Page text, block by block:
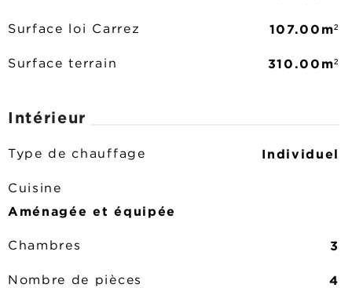
Surface loi Carrez 107.00m²
Surface terrain 310.00m²
Intérieur
Type de chauffage Individuel
Cuisine
Aménagée et équipée
Chambres 3
Nombre de pièces 4